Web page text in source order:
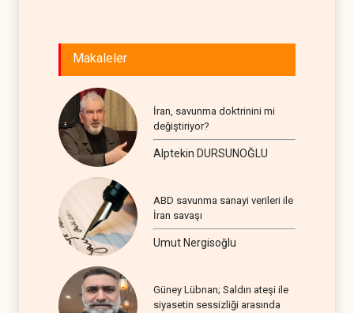
Makaleler
İran, savunma doktrinini mi
değiştiriyor?
Alptekin DURSUNOĞLU
ABD savunma sanayi verileri ile
İran savaşı
Umut Nergisoğlu
Güney Lübnan; Saldırı ateşi ile
siyasetin sessizliği arasında